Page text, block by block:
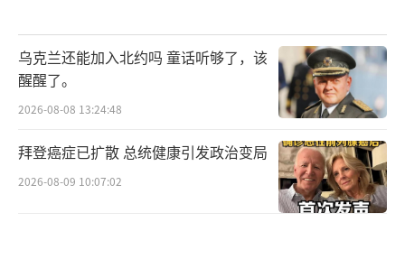
乌克兰还能加入北约吗 童话听够了，该
醒醒了。
2026-08-08 13:24:48
拜登癌症已扩散 总统健康引发政治变局
2026-08-09 10:07:02